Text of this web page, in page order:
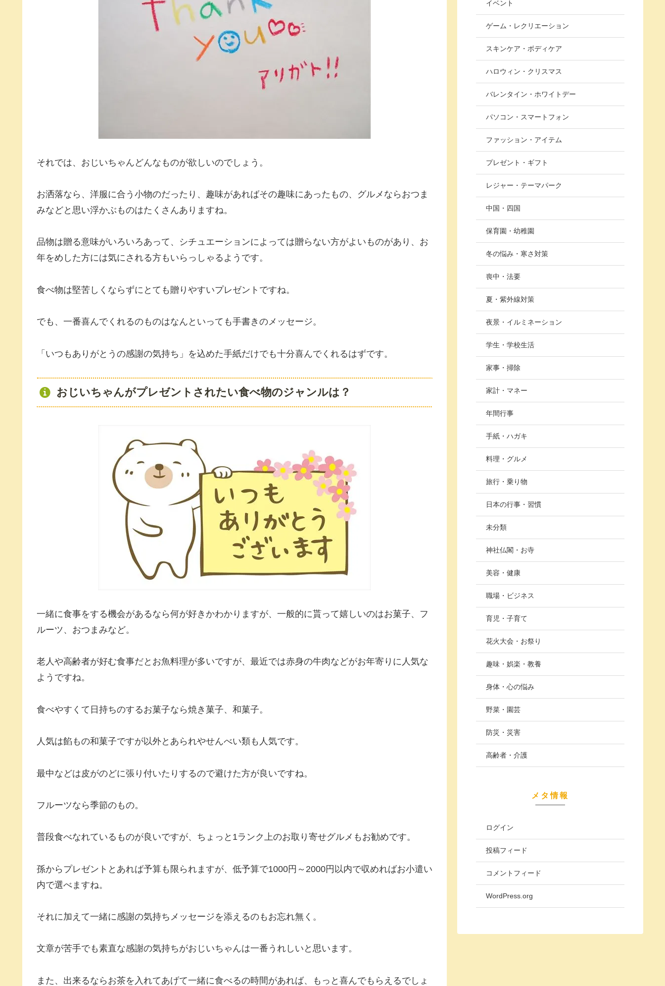
それでは、おじいちゃんどんなものが欲しいのでしょう。
お洒落なら、洋服に合う小物のだったり、趣味があればその趣味にあったもの、グルメならおつま
みなどと思い浮かぶものはたくさんありますね。
品物は贈る意味がいろいろあって、シチュエーションによっては贈らない方がよいものがあり、お
年をめした方には気にされる方もいらっしゃるようです。
食べ物は堅苦しくならずにとても贈りやすいプレゼントですね。
でも、一番喜んでくれるのものはなんといっても手書きのメッセージ。
「いつもありがとうの感謝の気持ち」を込めた手紙だけでも十分喜んでくれるはずです。
おじいちゃんがプレゼントされたい食べ物のジャンルは？
一緒に食事をする機会があるなら何が好きかわかりますが、一般的に貰って嬉しいのはお菓子、フ
ルーツ、おつまみなど。
老人や高齢者が好む食事だとお魚料理が多いですが、最近では赤身の牛肉などがお年寄りに人気な
ようですね。
食べやすくて日持ちのするお菓子なら焼き菓子、和菓子。
人気は餡もの和菓子ですが以外とあられやせんべい類も人気です。
最中などは皮がのどに張り付いたりするので避けた方が良いですね。
フルーツなら季節のもの。
普段食べなれているものが良いですが、ちょっと1ランク上のお取り寄せグルメもお勧めです。
孫からプレゼントとあれば予算も限られますが、低予算で1000円～2000円以内で収めればお小遣い
内で選べますね。
それに加えて一緒に感謝の気持ちメッセージを添えるのもお忘れ無く。
文章が苦手でも素直な感謝の気持ちがおじいちゃんは一番うれしいと思います。
また、出来るならお茶を入れてあげて一緒に食べるの時間があれば、もっと喜んでもらえるでしょ
イベント
ゲーム・レクリエーション
スキンケア・ボディケア
ハロウィン・クリスマス
バレンタイン・ホワイトデー
パソコン・スマートフォン
ファッション・アイテム
プレゼント・ギフト
レジャー・テーマパーク
中国・四国
保育園・幼稚園
冬の悩み・寒さ対策
喪中・法要
夏・紫外線対策
夜景・イルミネーション
学生・学校生活
家事・掃除
家計・マネー
年間行事
手紙・ハガキ
料理・グルメ
旅行・乗り物
日本の行事・習慣
未分類
神社仏閣・お寺
美容・健康
職場・ビジネス
育児・子育て
花火大会・お祭り
趣味・娯楽・教養
身体・心の悩み
野菜・園芸
防災・災害
高齢者・介護
メタ情報
ログイン
投稿フィード
コメントフィード
WordPress.org